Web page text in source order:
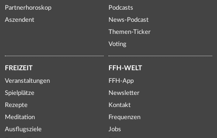
Partnerhoroskop
Aszendent
Podcasts
News-Podcast
Themen-Ticker
Voting
FREIZEIT
Veranstaltungen
Spielplätze
Rezepte
Meditation
Ausflugsziele
FFH-WELT
FFH-App
Newsletter
Kontakt
Frequenzen
Jobs